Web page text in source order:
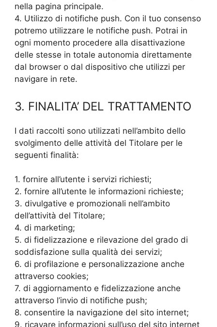
nella pagina principale.
4. Utilizzo di notifiche push. Con il tuo consenso
potremo utilizzare le notifiche push. Potrai in
ogni momento procedere alla disattivazione
delle stesse in totale autonomia direttamente
dal browser o dal dispositivo che utilizzi per
navigare in rete.
3. FINALITA’ DEL TRATTAMENTO
I dati raccolti sono utilizzati nell’ambito dello
svolgimento delle attività del Titolare per le
seguenti finalità:
1. fornire all’utente i servizi richiesti;
2. fornire all’utente le informazioni richieste;
3. divulgative e promozionali nell’ambito
dell’attività del Titolare;
4. di marketing;
5. di fidelizzazione e rilevazione del grado di
soddisfazione sulla qualità dei servizi;
6. di profilazione e personalizzazione anche
attraverso cookies;
7. di aggiornamento e fidelizzazione anche
attraverso l’invio di notifiche push;
8. consentire la navigazione del sito internet;
9. ricavare informazioni sull’uso del sito internet